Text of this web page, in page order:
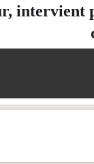
intervient